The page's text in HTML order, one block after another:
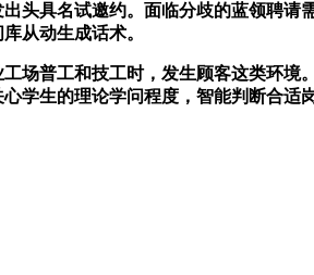
头具名试邀约。面临分歧的蓝领聘
从动生成话术。
普工和技工时，发生顾客这类环境
学生的理论学问程度，智能判断合适